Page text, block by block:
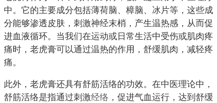
中。它的主要成分包括薄荷脑、樟脑、冰片等，这些成
分能够渗透皮肤，刺激神经末梢，产生温热感，从而促
进血液循环。当我们在运动或日常生活中受伤或肌肉疼
痛时，老虎膏可以通过温热的作用，舒缓肌肉，减轻疼
痛。
此外，老虎膏还具有舒筋活络的功效。在中医理论中，
舒筋活络是指通过刺激经络 ，促进气血运行，达到舒缓